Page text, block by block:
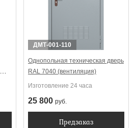
ДМТ-001-110
Однопольная техническая дверь
RAL 7040 (вентиляция)
Изготовление 24 часа
25 800 руб.
Предзаказ